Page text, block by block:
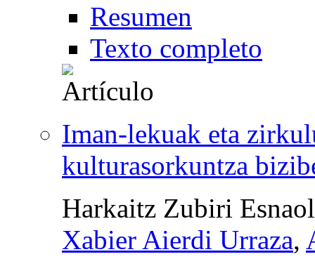
Resumen
Texto completo
Iman-lekuak eta
kulturasorkuntza
Harkaitz Zubiri
Xabier Aierdi Urraza,